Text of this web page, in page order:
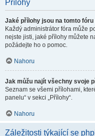
Přílohy
Jaké přílohy jsou na tomto fóru
Každý administrátor fóra může
nejste jisti, jaké přílohy můžete
požádejte ho o pomoc.
Nahoru
Jak můžu najít všechny svoje
Seznam se všemi přílohami,
panelu“ v sekci „Přílohy“.
Nahoru
Záležitosti týkající se